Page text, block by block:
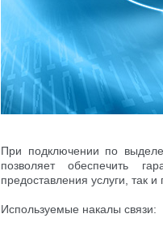
При подключении по
позволяет обеспечить
предоставления услуги, так
Используемые накалы связи: